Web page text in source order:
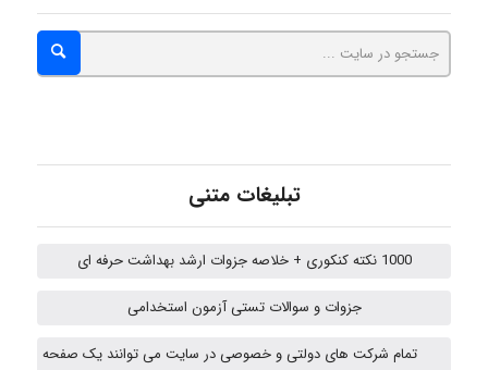
hosein abdolvand
emami
تبلیغات متنی
1000 نکته کنکوری + خلاصه جزوات ارشد بهداشت حرفه ای
جزوات و سوالات تستی آزمون استخدامی
تمام شرکت های دولتی و خصوصی در سایت می توانند یک صفحه